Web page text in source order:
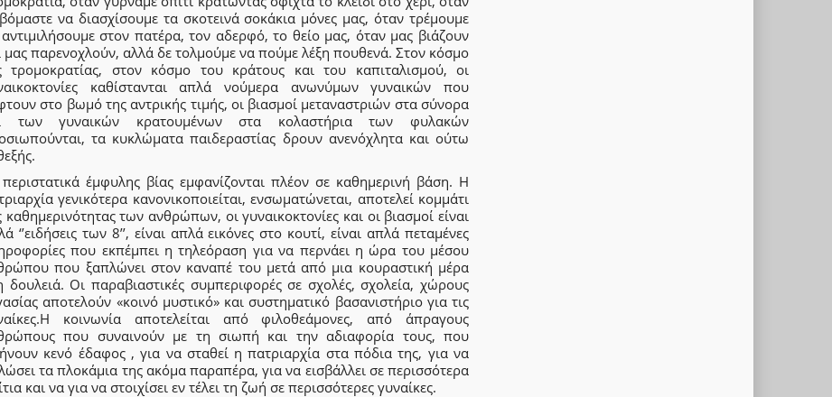
να διασχίσουμε τα σκοτεινά σοκάκια μόνες μας, όταν τρέμουμε
στον πατέρα, τον αδερφό, το θείο μας, όταν μας βιάζουν
μας παρενοχλούν, αλλά δε τολμούμε να πούμε λέξη πουθενά. Στον κόσμο
τρομοκρατίας, στον κόσμο του κράτους και του καπιταλισμού, οι
καθίστανται απλά νούμερα ανωνύμων γυναικών που
στο βωμό της αντρικής τιμής, οι βιασμοί μεταναστριών στα σύνορα
των γυναικών κρατουμένων στα κολαστήρια των φυλακών
τα κυκλώματα παιδεραστίας δρουν ανενόχλητα και ούτω
έμφυλης βίας εμφανίζονται πλέον σε καθημερινή βάση. Η
γενικότερα κανονικοποιείται, ενσωματώνεται, αποτελεί κομμάτι
καθημερινότητας των ανθρώπων, οι γυναικοκτονίες και οι βιασμοί είναι
‘’ειδήσεις των 8’’, είναι απλά εικόνες στο κουτί, είναι απλά πεταμένες
που εκπέμπει η τηλεόραση για να περνάει η ώρα του μέσου
που ξαπλώνει στον καναπέ του μετά από μια κουραστική μέρα
δουλειά. Οι παραβιαστικές συμπεριφορές σε σχολές, σχολεία, χώρους
αποτελούν «κοινό μυστικό» και συστηματικό βασανιστήριο για τις
κοινωνία αποτελείται από φιλοθεάμονες, από άπραγους
που συναινούν με τη σιωπή και την αδιαφορία τους, που
κενό έδαφος , για να σταθεί η πατριαρχία στα πόδια της, για να
τα πλοκάμια της ακόμα παραπέρα, για να εισβάλλει σε περισσότερα
και να για να στοιχίσει εν τέλει τη ζωή σε περισσότερες γυναίκες.